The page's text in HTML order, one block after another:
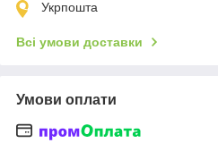
Укрпошта
Всі умови доставки
Умови оплати